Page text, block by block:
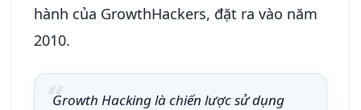
hành của GrowthHackers, đặt ra vào năm
2010.
Growth Hacking là chiến lược sử dụng